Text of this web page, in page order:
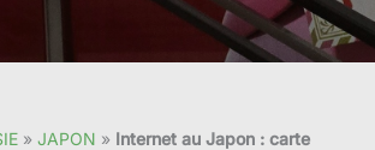
» JAPON » Internet au Japon : carte